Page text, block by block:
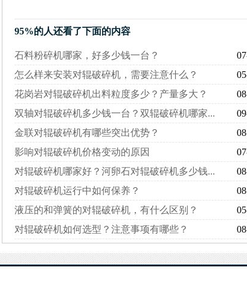
95%的人还看了下面的内容
石料粉碎机哪家，好多少钱一台？
怎么样来安装对辊破碎机，需要注意什么？
花岗岩对辊破碎机出料粒度多少？产量多大？
双轴对辊破碎机多少钱一台？双辊破碎机哪家...
金联对辊破碎机有哪些突出优势？
影响对辊破碎机价格变动的原因
对辊破碎机哪家好？河卵石对辊破碎机多少钱...
对辊破碎机运行中如何保养？
液压的和弹簧的对辊破碎机，有什么区别？
对辊破碎机如何选型？注意事项有哪些？